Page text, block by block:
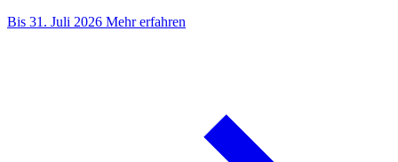
Bis 31. Juli 2026 Mehr erfahren